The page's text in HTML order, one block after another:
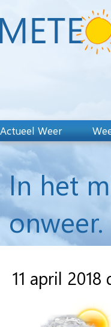
Actueel Weer
In het
onweer.
11 april 2018